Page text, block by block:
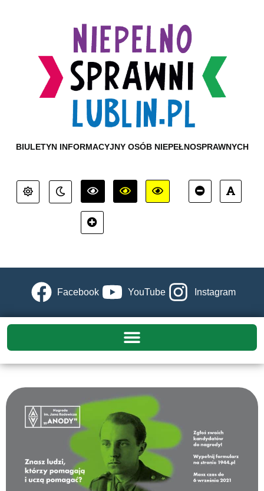
BIULETYN INFORMACYJNY OSÓB NIEPEŁNOSPRAWNYCH
Facebook YouTube Instagram